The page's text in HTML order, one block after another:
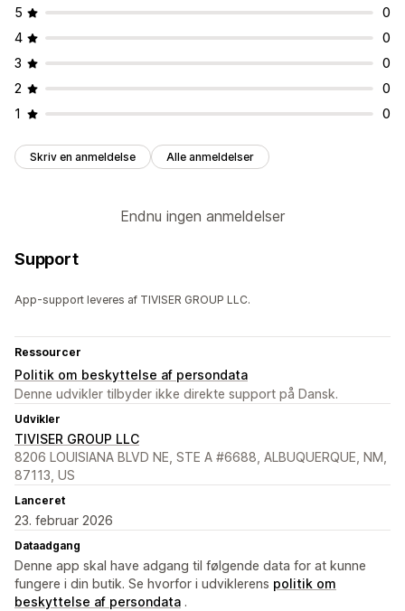
5
0
4
0
3
0
2
0
1
0
Skriv en anmeldelse Alle anmeldelser
Endnu ingen anmeldelser
Support
App-support leveres af TIVISER GROUP LLC.
Ressourcer
Politik om beskyttelse af persondata
Denne udvikler tilbyder ikke direkte support på Dansk.
Udvikler
TIVISER GROUP LLC
8206 LOUISIANA BLVD NE, STE A #6688, ALBUQUERQUE, NM,
87113, US
Lanceret
23. februar 2026
Dataadgang
Denne app skal have adgang til følgende data for at kunne
fungere i din butik. Se hvorfor i udviklerens politik om
beskyttelse af persondata .